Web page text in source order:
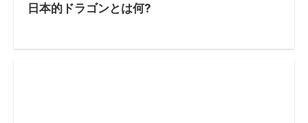
日本的ドラゴンとは何?